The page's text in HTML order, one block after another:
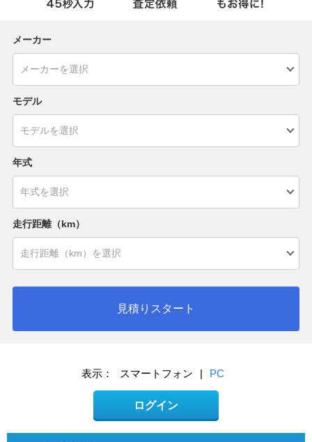
メーカー
モデル
年式
走行距離（km）
見積りスタート
表示： スマートフォン | PC
ログイン